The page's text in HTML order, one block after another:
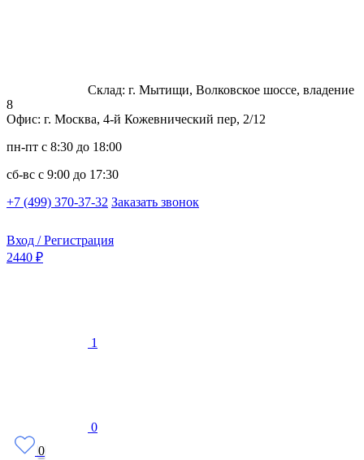
Склад: г. Мытищи, Волковское шоссе, владение
8
Офис: г. Москва, 4-й Кожевнический пер, 2/12
пн-пт с 8:30 до 18:00
сб-вс с 9:00 до 17:30
+7 (499) 370-37-32 Заказать звонок
Вход / Регистрация
2440 ₽
1
0
0